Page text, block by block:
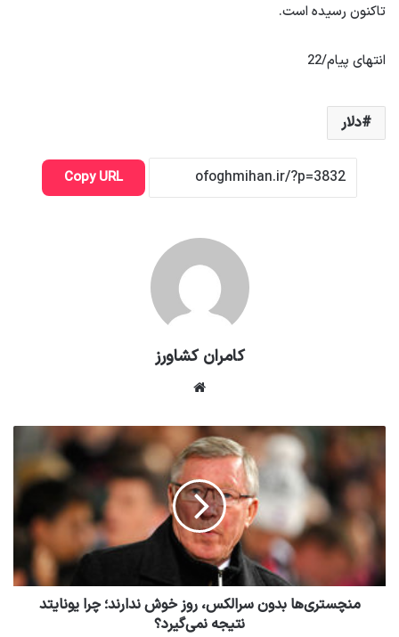
تاکنون رسیده است.
انتهای پیام/22
دلار
Copy URL
کامران کشاورز
منچستری‌ها بدون سرالکس، روز خوش ندارند؛ چرا یونایتد
نتیجه نمی‌گیرد؟